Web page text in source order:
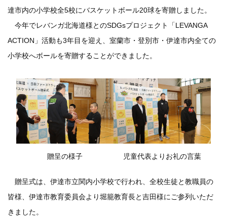
資材購買(業者様へ)
達市内の小学校全5校にバスケットボール20球を寄贈しました。
今年でレバンガ北海道様とのSDGsプロジェクト「LEVANGA
ACTION」活動も3年目を迎え、室蘭市・登別市・伊達市内全ての
小学校へボールを寄贈することができました。
贈呈の様子 児童代表よりお礼の言葉
贈呈式は、伊達市立関内小学校で行われ、全校生徒と教職員の
皆様、伊達市教育委員会より堀籠教育長と吉田様にご参列いただ
きました。